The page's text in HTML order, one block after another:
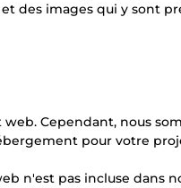
des images qui y sont
Cependant, nous
pour votre
n'est pas incluse dans